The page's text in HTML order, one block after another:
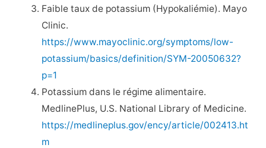
Faible taux de potassium (Hypokaliémie). Mayo
Clinic.
https://www.mayoclinic.org/symptoms/low-
potassium/basics/definition/SYM-20050632?
p=1
Potassium dans le régime alimentaire.
MedlinePlus, U.S. National Library of Medicine.
https://medlineplus.gov/ency/article/002413.ht
m